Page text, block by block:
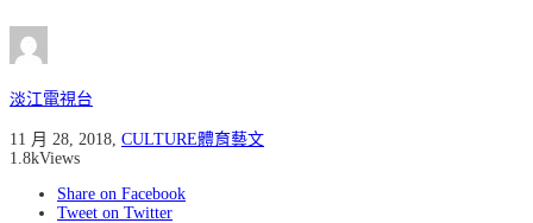
淡江電視台
11 月 28, 2018, CULTURE體育藝文
1.8kViews
Share on Facebook
Tweet on Twitter